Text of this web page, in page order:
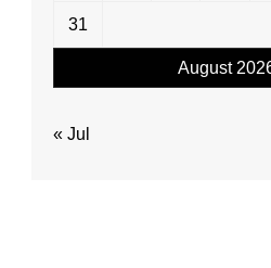
August
31
« Jul